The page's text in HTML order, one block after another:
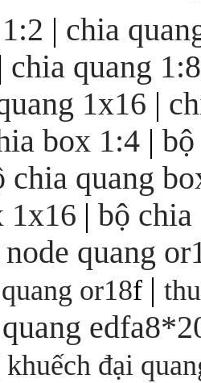
| chia
| chia quang 1:8
1x16 |
box 1:4 |
chia quang
1x16 | bộ chia
quang
or18f |
khuếch đại